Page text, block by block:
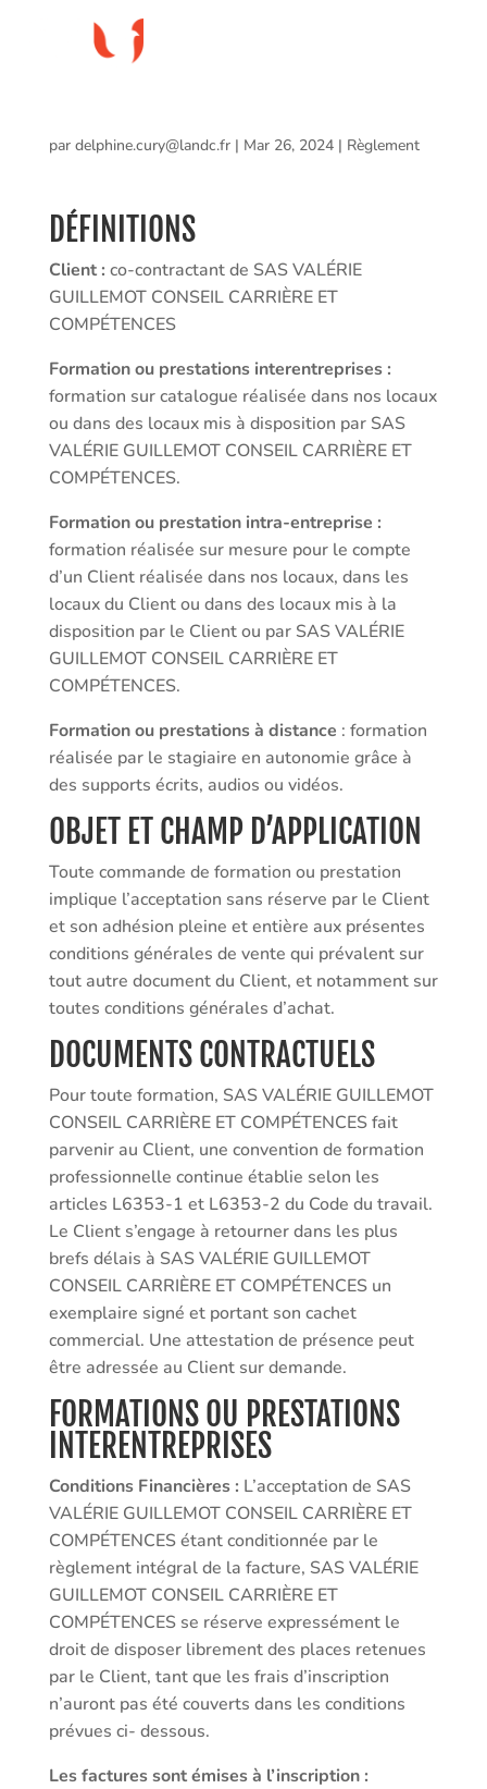
par delphine.cury@landc.fr| Mar 26, 2024| Règlement
DÉFINITIONS
Client : co-contractant de SAS VALÉRIE
GUILLEMOT CONSEIL CARRIÈRE ET
COMPÉTENCES
Formation ou prestations interentreprises :
formation sur catalogue réalisée dans nos locaux
ou dans des locaux mis à disposition par SAS
VALÉRIE GUILLEMOT CONSEIL CARRIÈRE ET
COMPÉTENCES.
Formation ou prestation intra-entreprise :
formation réalisée sur mesure pour le compte
d’un Client réalisée dans nos locaux, dans les
locaux du Client ou dans des locaux mis à la
disposition par le Client ou par SAS VALÉRIE
GUILLEMOT CONSEIL CARRIÈRE ET
COMPÉTENCES.
Formation ou prestations à distance : formation
réalisée par le stagiaire en autonomie grâce à
des supports écrits, audios ou vidéos.
OBJET ET CHAMP D’APPLICATION
Toute commande de formation ou prestation
implique l’acceptation sans réserve par le Client
et son adhésion pleine et entière aux présentes
conditions générales de vente qui prévalent sur
tout autre document du Client, et notamment sur
toutes conditions générales d’achat.
DOCUMENTS CONTRACTUELS
Pour toute formation, SAS VALÉRIE GUILLEMOT
CONSEIL CARRIÈRE ET COMPÉTENCES fait
parvenir au Client, une convention de formation
professionnelle continue établie selon les
articles L6353-1 et L6353-2 du Code du travail.
Le Client s’engage à retourner dans les plus
brefs délais à SAS VALÉRIE GUILLEMOT
CONSEIL CARRIÈRE ET COMPÉTENCES un
exemplaire signé et portant son cachet
commercial. Une attestation de présence peut
être adressée au Client sur demande.
FORMATIONS OU PRESTATIONS
INTERENTREPRISES
Conditions Financières : L’acceptation de SAS
VALÉRIE GUILLEMOT CONSEIL CARRIÈRE ET
COMPÉTENCES étant conditionnée par le
règlement intégral de la facture, SAS VALÉRIE
GUILLEMOT CONSEIL CARRIÈRE ET
COMPÉTENCES se réserve expressément le
droit de disposer librement des places retenues
par le Client, tant que les frais d’inscription
n’auront pas été couverts dans les conditions
prévues ci- dessous.
Les factures sont émises à l’inscription :